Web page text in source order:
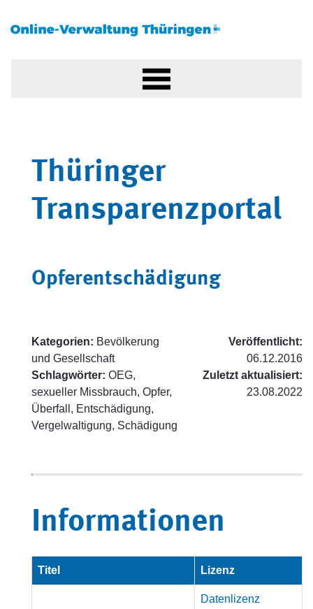
Thüringer
Transparenzportal
Opferentschädigung
Kategorien: Bevölkerung
und Gesellschaft
Schlagwörter: OEG,
sexueller Missbrauch, Opfer,
Überfall, Entschädigung,
Vergelwaltigung, Schädigung
Veröffentlicht:
06.12.2016
Zuletzt aktualisiert:
23.08.2022
Informationen
Titel Lizenz
Datenlizenz